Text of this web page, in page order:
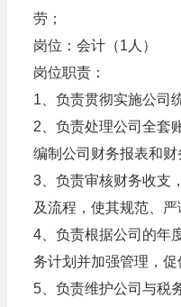
劳；
岗位：会计（1人）
岗位职责：
1、负责贯彻实施公司
2、负责处理公司全套
编制公司财务报表和财
3、负责审核财务收支
及流程，使其规范、严
4、负责根据公司的年
务计划并加强管理，促
5、负责维护公司与税